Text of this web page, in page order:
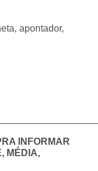
apontador,
INFORMAR
MÉDIA,